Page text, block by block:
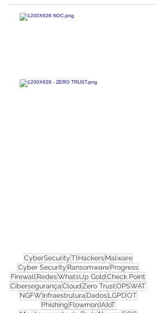
jogo...
CyberSecurityTIHackersMalware
Cyber SecurityRansomwareProgress
FirewallRedesWhatsUp Gold Check Point
CibersegurançaCloudZero Trust